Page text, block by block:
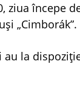
începe
„Cimborák”.
la